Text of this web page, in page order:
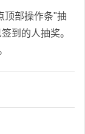
顶部操作条"抽
到的人抽奖。